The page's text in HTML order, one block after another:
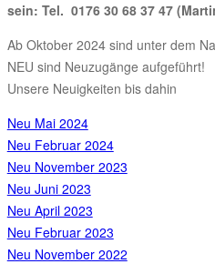
sein: Tel. 0176 30 68 37 47
Ab Oktober 2024 sind unter dem
NEU sind Neuzugänge aufgeführt!
Unsere Neuigkeiten bis dahin
Neu Mai 2024
Neu Februar 2024
Neu November 2023
Neu Juni 2023
Neu April 2023
Neu Februar 2023
Neu November 2022